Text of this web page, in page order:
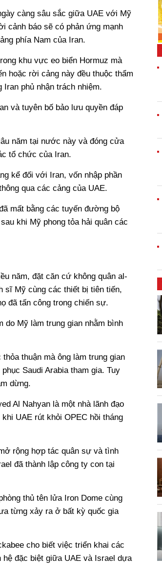
càng sâu sắc giữa UAE với Mỹ
cảnh báo sẽ có phản ứng mạnh
phía Nam của Iran.
khu vực eo biển Hormuz mà
hoặc rời cảng này đều thuộc thẩm
Iran phủ nhận trách nhiệm.
và tuyên bố bảo lưu quyền đáp
năm tại nước này và đóng cửa
tổ chức của Iran.
kể đối với Iran, vốn nhập phần
qua các cảng của UAE.
mất bằng các tuyến đường bộ
khi Mỹ phong tỏa hải quân các
năm, đặt căn cứ không quân al-
sĩ Mỹ cùng các thiết bị tiên tiến,
đã tấn công trong chiến sự.
do Mỹ làm trung gian nhằm bình
thuận mà ông làm trung gian
Saudi Arabia tham gia. Tuy
dừng.
Al Nahyan là một nhà lãnh đạo
UAE rút khỏi OPEC hồi tháng
rộng hợp tác quân sự và tình
đã thành lập công ty con tại
thủ tên lửa Iron Dome cùng
từng xảy ra ở bất kỳ quốc gia
cho biết việc triển khai các
đặc biệt giữa UAE và Israel dựa